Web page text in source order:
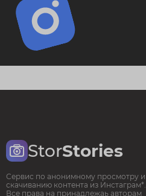
StorStories
Сервис по анонимному просмотру и
скачиванию контента из Инстаграм*.
Все права на принадлежаь авторам